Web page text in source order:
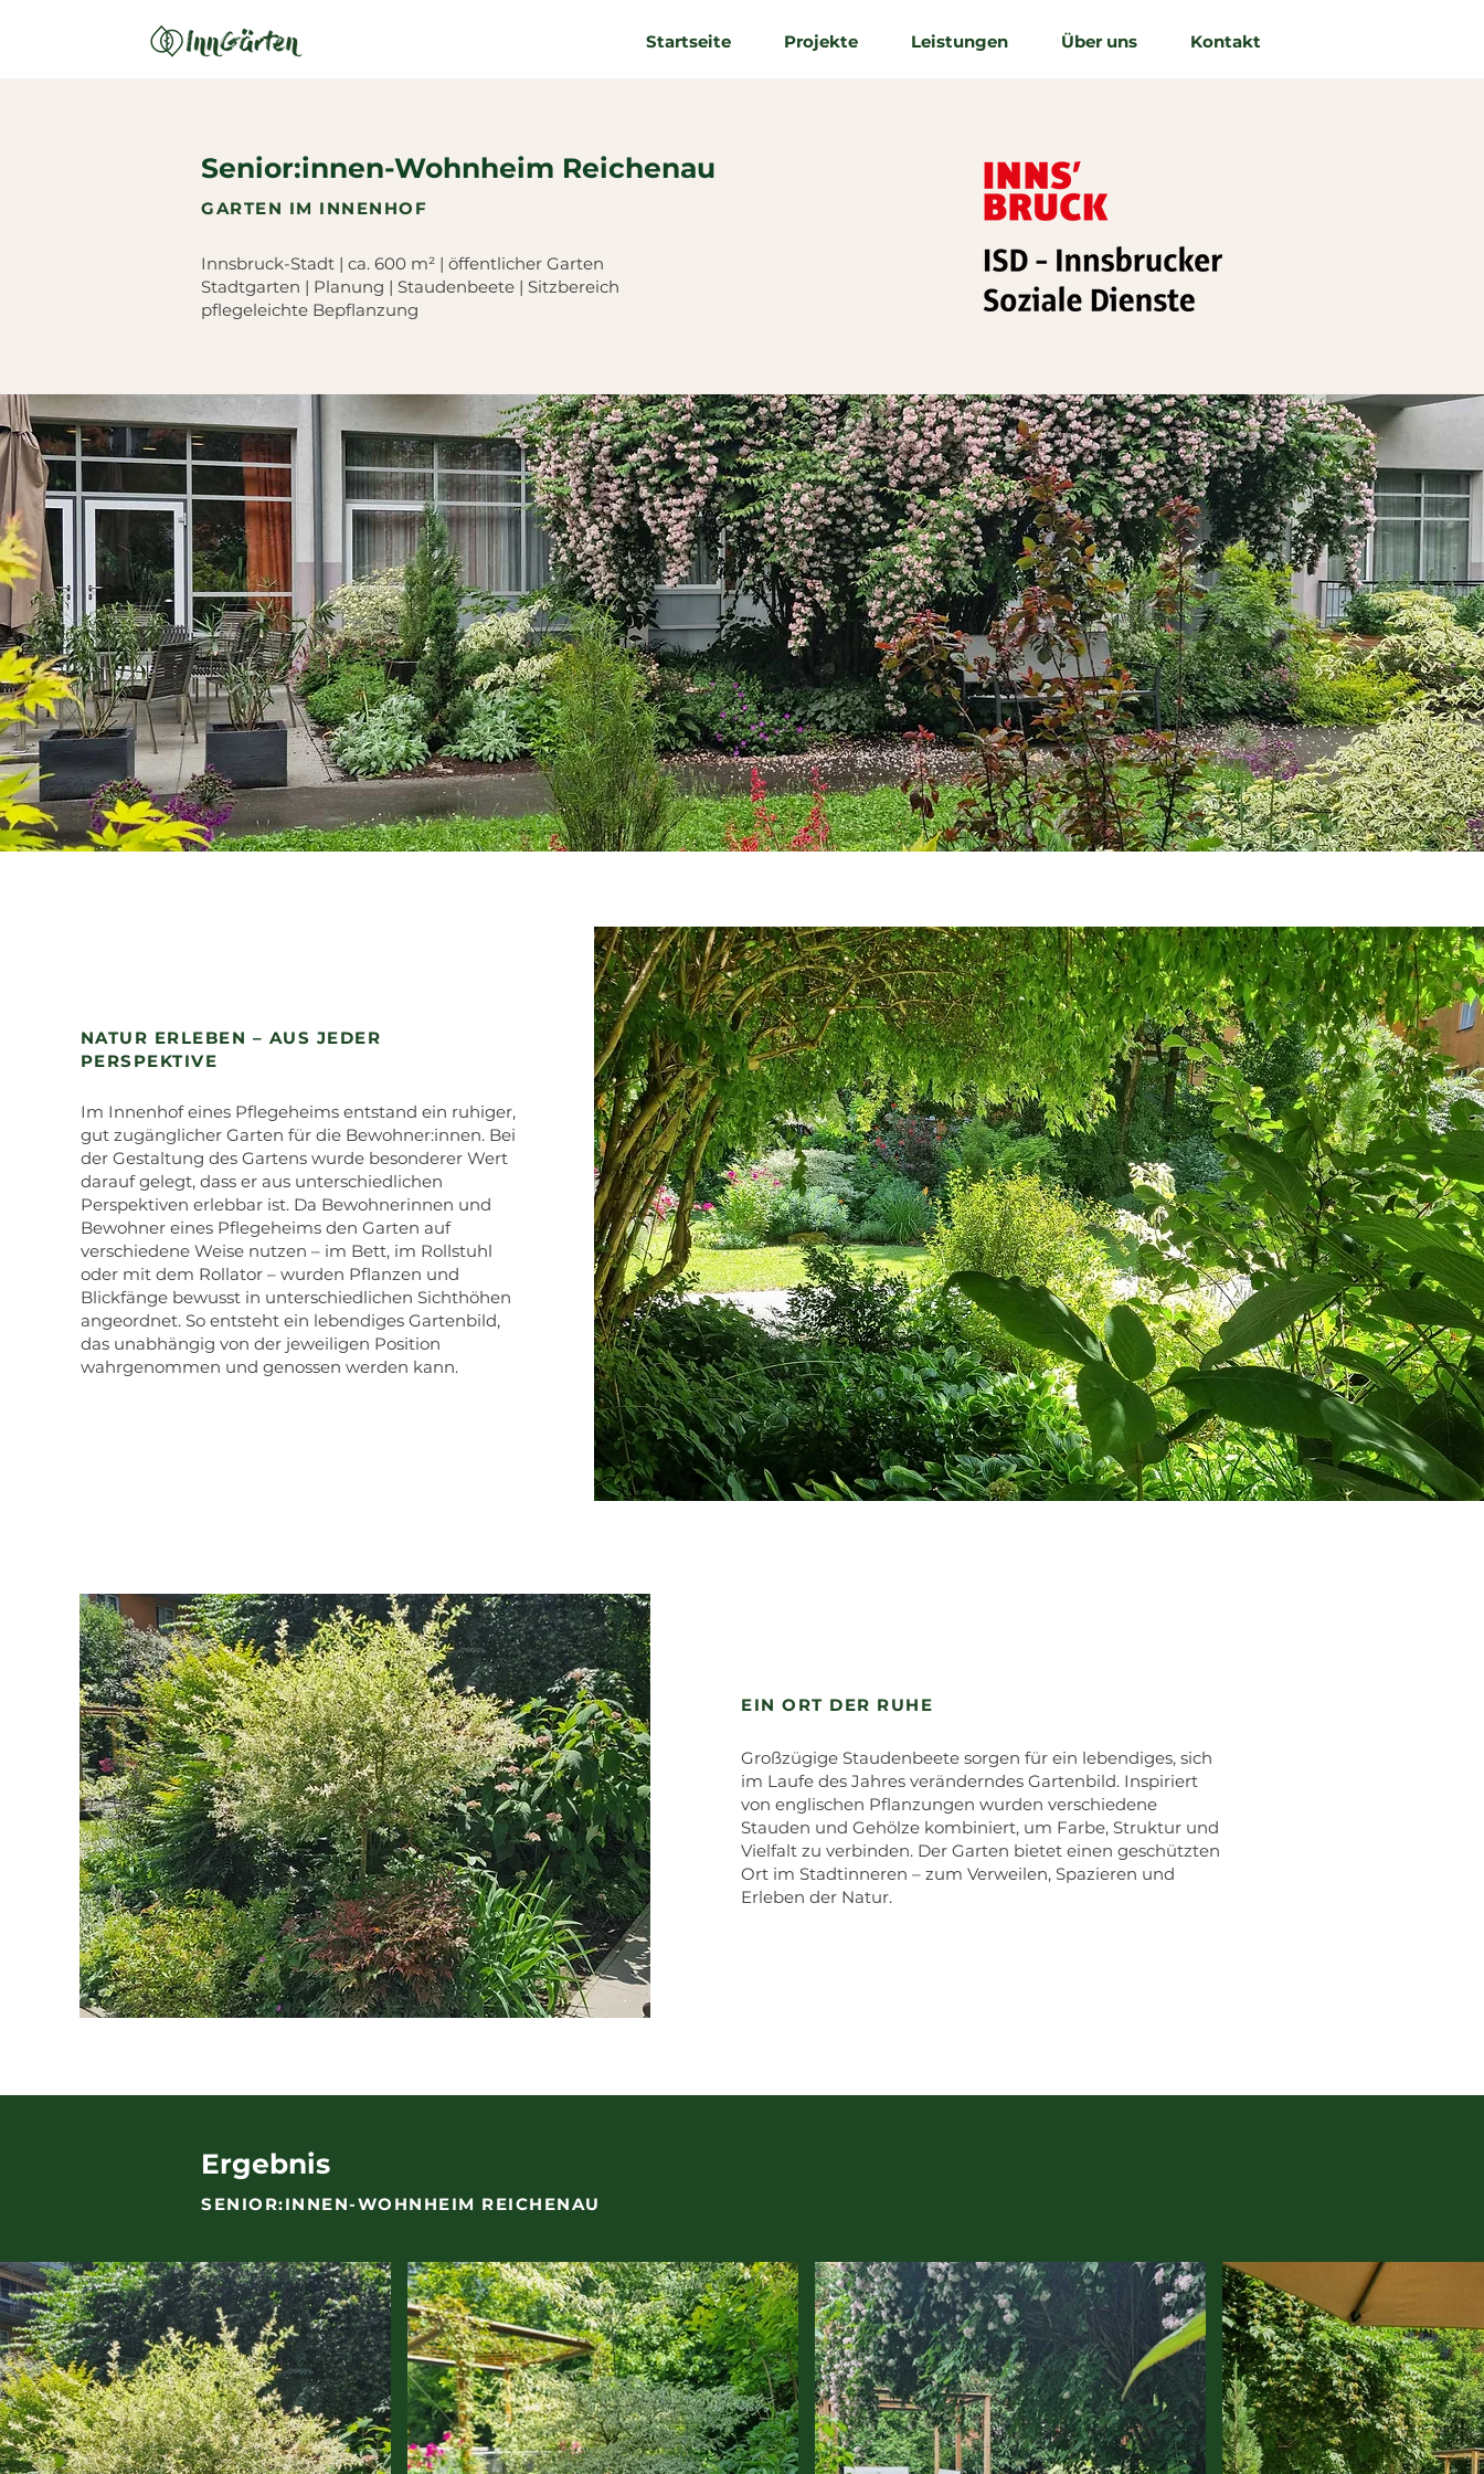
Startseite Projekte Leistungen Über uns Kontakt
Senior:innen-Wohnheim Reichenau
GARTEN IM INNENHOF
Innsbruck-Stadt | ca. 600 m² | öffentlicher Garten
Stadtgarten | Planung | Staudenbeete | Sitzbereich
pflegeleichte Bepflanzung
NATUR ERLEBEN – AUS JEDER
PERSPEKTIVE
Im Innenhof eines Pflegeheims entstand ein ruhiger,
gut zugänglicher Garten für die Bewohner:innen. Bei
der Gestaltung des Gartens wurde besonderer Wert
darauf gelegt, dass er aus unterschiedlichen
Perspektiven erlebbar ist. Da Bewohnerinnen und
Bewohner eines Pflegeheims den Garten auf
verschiedene Weise nutzen – im Bett, im Rollstuhl
oder mit dem Rollator – wurden Pflanzen und
Blickfänge bewusst in unterschiedlichen Sichthöhen
angeordnet. So entsteht ein lebendiges Gartenbild,
das unabhängig von der jeweiligen Position
wahrgenommen und genossen werden kann.
EIN ORT DER RUHE
Großzügige Staudenbeete sorgen für ein lebendiges, sich
im Laufe des Jahres veränderndes Gartenbild. Inspiriert
von englischen Pflanzungen wurden verschiedene
Stauden und Gehölze kombiniert, um Farbe, Struktur und
Vielfalt zu verbinden. Der Garten bietet einen geschützten
Ort im Stadtinneren – zum Verweilen, Spazieren und
Erleben der Natur.​
Ergebnis
SENIOR:INNEN-WOHNHEIM REICHENAU